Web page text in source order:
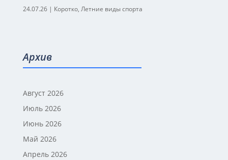
24.07.26| Коротко, Летние виды спорта
Архив
Август 2026
Июль 2026
Июнь 2026
Май 2026
Апрель 2026